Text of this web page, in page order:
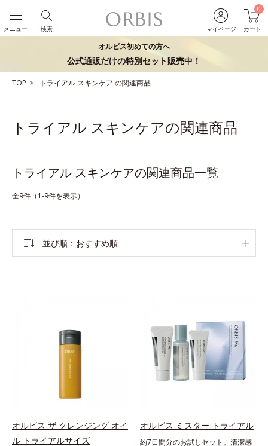
マイページ
0
カート
検索
メニュー
オルビス初めての方へ
公式通販だけの特別セット販売中！
TOP トライアル スキンケア の関連商品
トライアル スキンケアの関連商品
トライアル スキンケアの関連商品一覧
全9件（1-9件を表示）
並び順 おすすめ順
オルビス ザ クレンジング オイ
ル トライアルサイズ
オルビス ミスター トライアル
約7日間分のお試しセット。清潔感